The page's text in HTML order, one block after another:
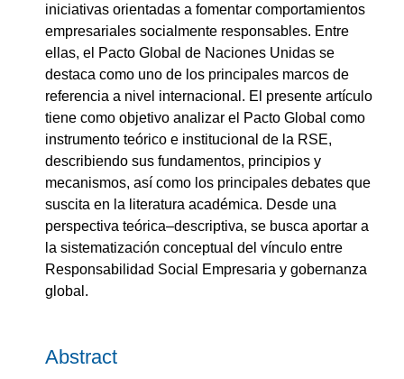
iniciativas orientadas a fomentar comportamientos
empresariales socialmente responsables. Entre
ellas, el Pacto Global de Naciones Unidas se
destaca como uno de los principales marcos de
referencia a nivel internacional. El presente artículo
tiene como objetivo analizar el Pacto Global como
instrumento teórico e institucional de la RSE,
describiendo sus fundamentos, principios y
mecanismos, así como los principales debates que
suscita en la literatura académica. Desde una
perspectiva teórica–descriptiva, se busca aportar a
la sistematización conceptual del vínculo entre
Responsabilidad Social Empresaria y gobernanza
global.
Abstract